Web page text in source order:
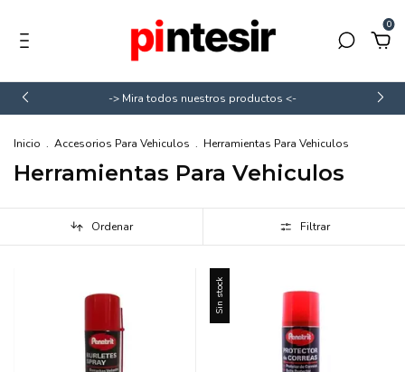
0
-> Mira todos nuestros productos <-
Inicio . Accesorios Para Vehiculos . Herramientas Para Vehiculos
Herramientas Para Vehiculos
Ordenar Filtrar
Sin stock